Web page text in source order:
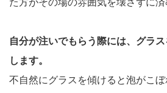
た方がその場の雰囲気を壊さずに済
自分が注いでもらう際には、グラ
します。
不自然にグラスを傾けると泡がこ